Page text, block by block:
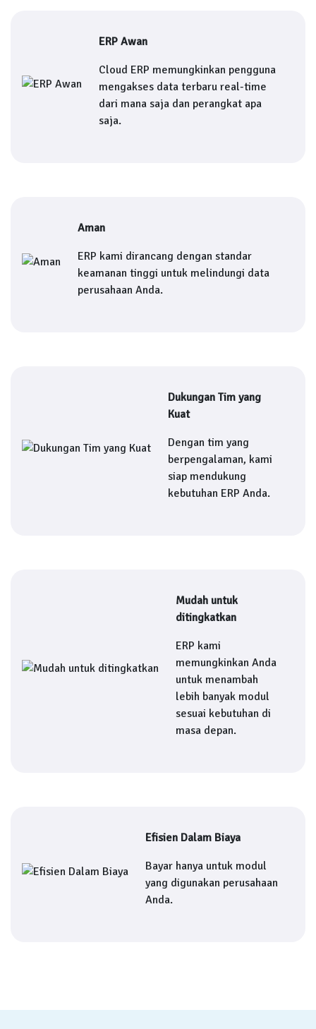
ERP Awan
Cloud ERP memungkinkan pengguna
mengakses data terbaru real-time
dari mana saja dan perangkat apa
saja.
Aman
ERP kami dirancang dengan standar
keamanan tinggi untuk melindungi data
perusahaan Anda.
Dukungan Tim yang
Kuat
Dengan tim yang
berpengalaman, kami
siap mendukung
kebutuhan ERP Anda.
Mudah untuk
ditingkatkan
ERP kami
memungkinkan Anda
untuk menambah
lebih banyak modul
sesuai kebutuhan di
masa depan.
Efisien Dalam Biaya
Bayar hanya untuk modul
yang digunakan perusahaan
Anda.